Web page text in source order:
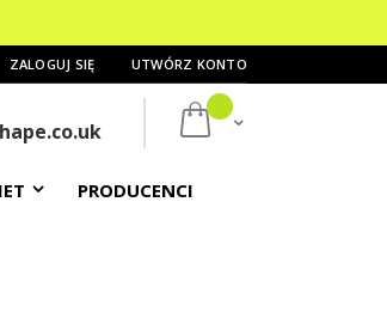
ZALOGUJ SIĘ UTWÓRZ KONTO
Mój koszyk
PRODUCENCI